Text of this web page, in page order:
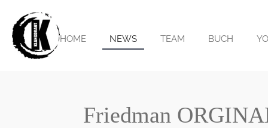
Hauptinhalt
springen
HOME NEWS TEAM BUCH
Friedman